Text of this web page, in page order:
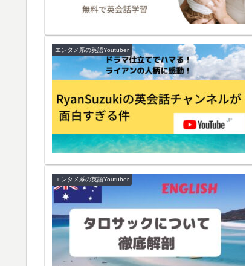
エンタメ系の英語Youtuber
エンタメ系の英語Youtuber